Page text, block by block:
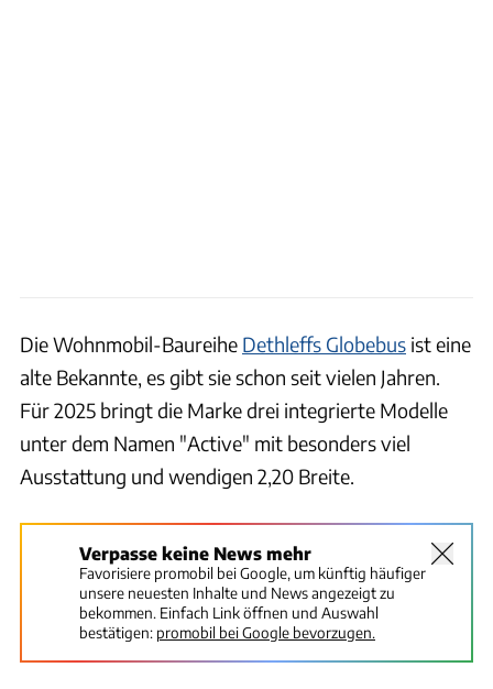
Die Wohnmobil-Baureihe Dethleffs Globebus ist eine
alte Bekannte, es gibt sie schon seit vielen Jahren.
Für 2025 bringt die Marke drei integrierte Modelle
unter dem Namen "Active" mit besonders viel
Ausstattung und wendigen 2,20 Breite.
Verpasse keine News mehr
Favorisiere promobil bei Google, um künftig häufiger
unsere neuesten Inhalte und News angezeigt zu
bekommen. Einfach Link öffnen und Auswahl
bestätigen: promobil bei Google bevorzugen.